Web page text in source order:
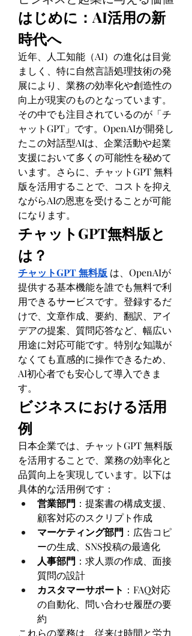
はじめに：AI活用の新
時代へ
近年、人工知能（AI）の進化は目覚
ましく、特に自然言語処理技術の発
展により、業務の効率化や創造性の
向上が現実のものとなっています。
その中でも注目されているのが「チ
ャットGPT」です。OpenAIが開発し
たこの対話型AIは、企業活動や起業
支援において多くの可能性を秘めて
います。さらに、チャットGPT 無料
版を活用することで、コストを抑え
ながらAIの恩恵を受けることが可能
になります。
チャットGPT無料版と
は？
チャットGPT 無料版 は、OpenAIが
提供する基本機能を誰でも無料で利
用できるサービスです。登録するだ
けで、文章作成、要約、翻訳、アイ
デアの提案、質問応答など、幅広い
用途に対応可能です。特別な知識が
なくても直感的に操作できるため、
AI初心者でも安心して導入できま
す。
ビジネスにおける活用
例
日本企業では、チャットGPT 無料版
を活用することで、業務の効率化と
品質向上を実現しています。以下は
具体的な活用例です：
営業部門 ：提案書の構成支援、
顧客対応のスクリプト作成
マーケティング部門 ：広告コピ
ーの生成、SNS投稿の最適化
人事部門 ：求人票の作成、面接
質問の設計
カスタマーサポート ：FAQ対応
の自動化、問い合わせ履歴の要
約
これらの業務は、従来は時間と労力